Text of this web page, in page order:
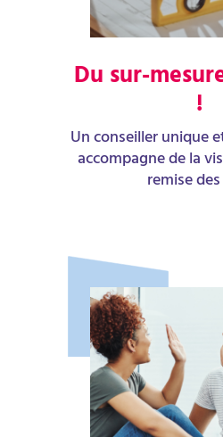
Du sur-
!
Un conseiller unique
accompagne de la
remise